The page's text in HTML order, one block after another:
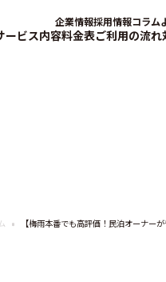
企業情報採用情報コラム
ービス内容料金表ご利用の流れ
【梅雨本番でも高評価！民泊オーナー